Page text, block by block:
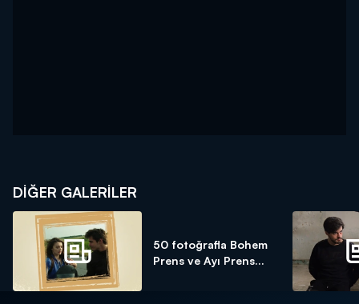
DİĞER GALERİLER
50 fotoğrafla Bohem
Prens ve Ayı Prens...